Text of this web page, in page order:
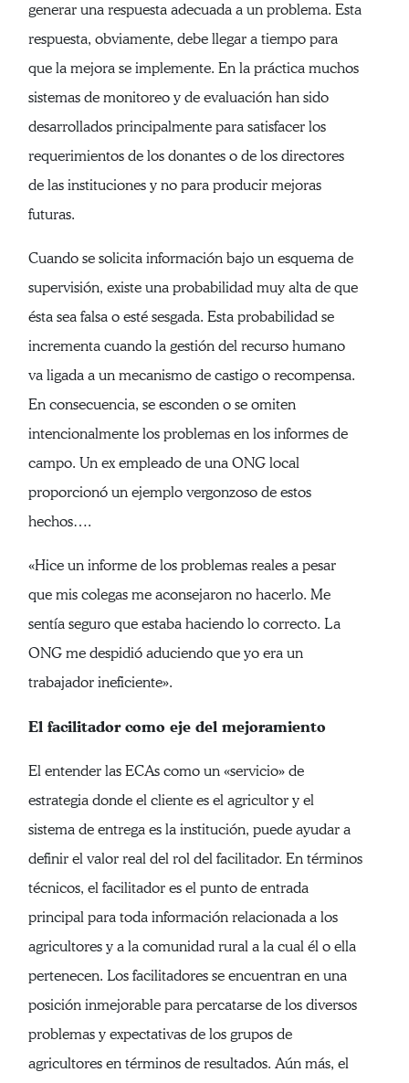
generar una respuesta adecuada a un problema. Esta
respuesta, obviamente, debe llegar a tiempo para
que la mejora se implemente. En la práctica muchos
sistemas de monitoreo y de evaluación han sido
desarrollados principalmente para satisfacer los
requerimientos de los donantes o de los directores
de las instituciones y no para producir mejoras
futuras.
Cuando se solicita información bajo un esquema de
supervisión, existe una probabilidad muy alta de que
ésta sea falsa o esté sesgada. Esta probabilidad se
incrementa cuando la gestión del recurso humano
va ligada a un mecanismo de castigo o recompensa.
En consecuencia, se esconden o se omiten
intencionalmente los problemas en los informes de
campo. Un ex empleado de una ONG local
proporcionó un ejemplo vergonzoso de estos
hechos….
«Hice un informe de los problemas reales a pesar
que mis colegas me aconsejaron no hacerlo. Me
sentía seguro que estaba haciendo lo correcto. La
ONG me despidió aduciendo que yo era un
trabajador ineficiente».
El facilitador como eje del mejoramiento
El entender las ECAs como un «servicio» de
estrategia donde el cliente es el agricultor y el
sistema de entrega es la institución, puede ayudar a
definir el valor real del rol del facilitador. En términos
técnicos, el facilitador es el punto de entrada
principal para toda información relacionada a los
agricultores y a la comunidad rural a la cual él o ella
pertenecen. Los facilitadores se encuentran en una
posición inmejorable para percatarse de los diversos
problemas y expectativas de los grupos de
agricultores en términos de resultados. Aún más, el